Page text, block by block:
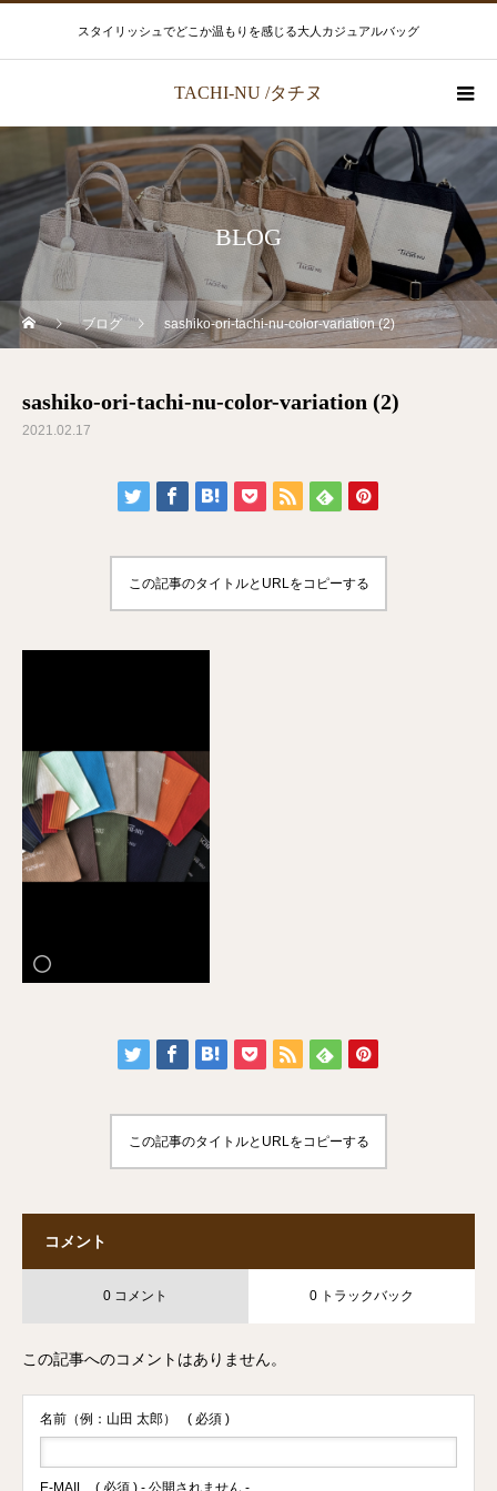
スタイリッシュでどこか温もりを感じる大人カジュアルバッグ
TACHI-NU /タチヌ
BLOG
ブログ sashiko-ori-tachi-nu-color-variation (2)
sashiko-ori-tachi-nu-color-variation (2)
2021.02.17
この記事のタイトルとURLをコピーする
この記事のタイトルとURLをコピーする
コメント
0 コメント 0 トラックバック
この記事へのコメントはありません。
名前（例：山田 太郎） ( 必須 )
E-MAIL ( 必須 ) - 公開されません -